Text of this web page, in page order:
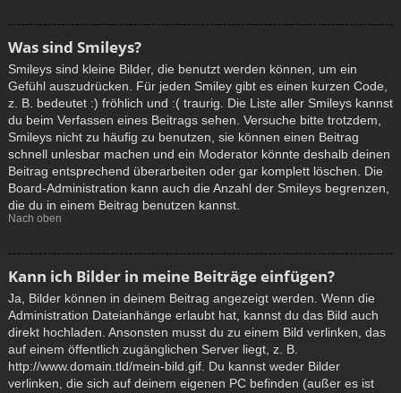
Was sind Smileys?
Smileys sind kleine Bilder, die benutzt werden können, um ein
Gefühl auszudrücken. Für jeden Smiley gibt es einen kurzen Code,
z. B. bedeutet :) fröhlich und :( traurig. Die Liste aller Smileys kannst
du beim Verfassen eines Beitrags sehen. Versuche bitte trotzdem,
Smileys nicht zu häufig zu benutzen, sie können einen Beitrag
schnell unlesbar machen und ein Moderator könnte deshalb deinen
Beitrag entsprechend überarbeiten oder gar komplett löschen. Die
Board-Administration kann auch die Anzahl der Smileys begrenzen,
die du in einem Beitrag benutzen kannst.
Nach oben
Kann ich Bilder in meine Beiträge einfügen?
Ja, Bilder können in deinem Beitrag angezeigt werden. Wenn die
Administration Dateianhänge erlaubt hat, kannst du das Bild auch
direkt hochladen. Ansonsten musst du zu einem Bild verlinken, das
auf einem öffentlich zugänglichen Server liegt, z. B.
http://www.domain.tld/mein-bild.gif. Du kannst weder Bilder
verlinken, die sich auf deinem eigenen PC befinden (außer es ist